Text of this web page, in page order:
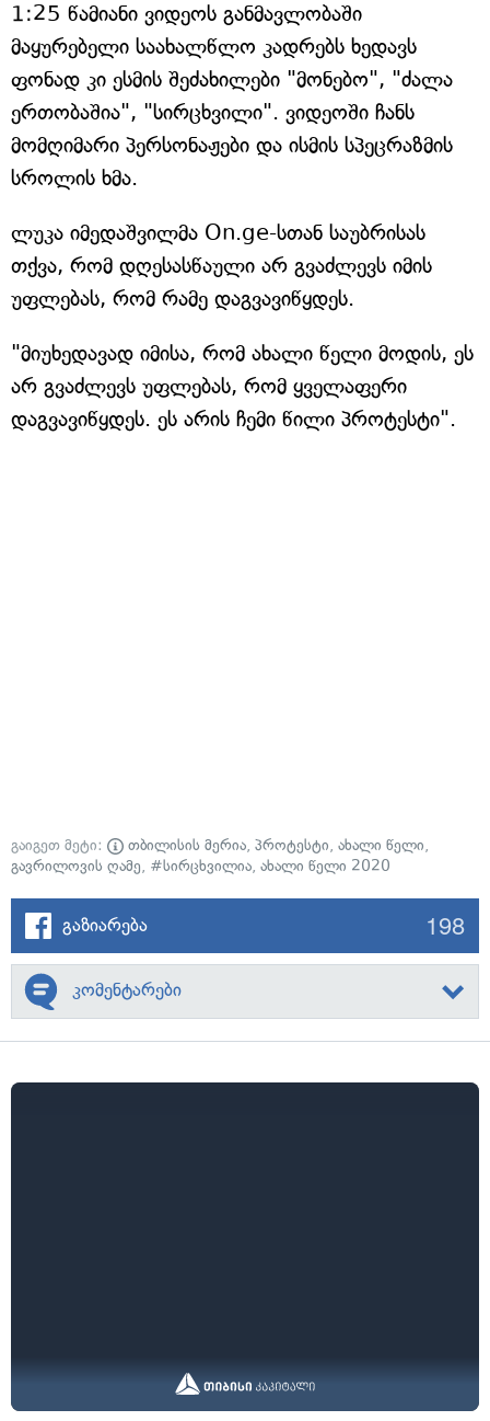
1:25 წამიანი ვიდეოს განმავლობაში
მაყურებელი საახალწლო კადრებს ხედავს
ფონად კი ესმის შეძახილები "მონებო", "ძალა
ერთობაშია", "სირცხვილი". ვიდეოში ჩანს
მომღიმარი პერსონაჟები და ისმის სპეცრაზმის
სროლის ხმა.
ლუკა იმედაშვილმა On.ge-სთან საუბრისას
თქვა, რომ დღესასწაული არ გვაძლევს იმის
უფლებას, რომ რამე დაგვავიწყდეს.
"მიუხედავად იმისა, რომ ახალი წელი მოდის, ეს
არ გვაძლევს უფლებას, რომ ყველაფერი
დაგვავიწყდეს. ეს არის ჩემი წილი პროტესტი".
გაიგეთ მეტი: თბილისის მერია, პროტესტი, ახალი წელი,
გავრილოვის ღამე, #სირცხვილია, ახალი წელი 2020
გაზიარება 198
კომენტარები